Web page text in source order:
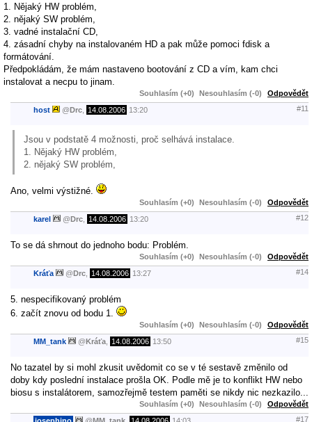
1. Nějaký HW problém,
2. nějaký SW problém,
3. vadné instalační CD,
4. zásadní chyby na instalovaném HD a pak může pomoci fdisk a
formátování.
Předpokládám, že mám nastaveno bootování z CD a vím, kam chci
instalovat a necpu to jinam.
Souhlasím (+0) Nesouhlasím (-0) Odpovědět
host @Drc 14.08.2006 13:20 #11
Jsou v podstatě 4 možnosti, proč selhává instalace.
1. Nějaký HW problém,
2. nějaký SW problém,
Ano, velmi výstižné.
Souhlasím (+0) Nesouhlasím (-0) Odpovědět
karel @Drc 14.08.2006 13:20 #12
To se dá shrnout do jednoho bodu: Problém.
Souhlasím (+0) Nesouhlasím (-0) Odpovědět
Kráťa @Drc 14.08.2006 13:27 #14
5. nespecifikovaný problém
6. začít znovu od bodu 1.
Souhlasím (+0) Nesouhlasím (-0) Odpovědět
MM_tank @Kráťa 14.08.2006 13:50 #15
No tazatel by si mohl zkusit uvědomit co se v té sestavě změnilo od
doby kdy poslední instalace prošla OK. Podle mě je to konflikt HW nebo
biosu s instalátorem, samozřejmě testem paměti se nikdy nic nezkazilo...
Souhlasím (+0) Nesouhlasím (-0) Odpovědět
#17